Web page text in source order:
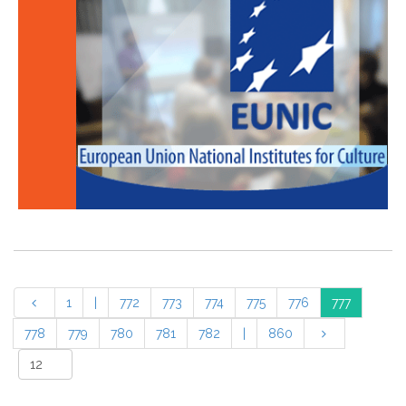
1 772 773 774 775 776 777
778 779 780 781 782 860